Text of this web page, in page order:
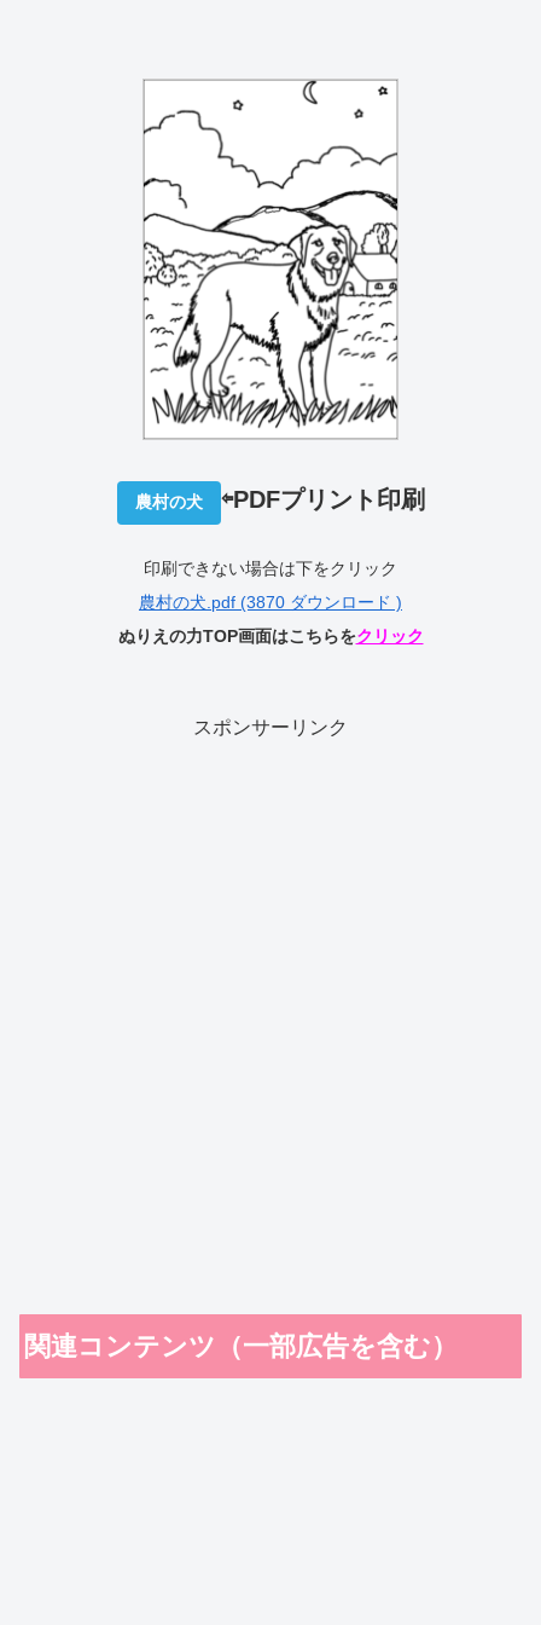
農村の犬 ⇦PDFプリント印刷
印刷できない場合は下をクリック
農村の犬.pdf (3870 ダウンロード )
ぬりえの力TOP画面はこちらをクリック
スポンサーリンク
関連コンテンツ（一部広告を含む）